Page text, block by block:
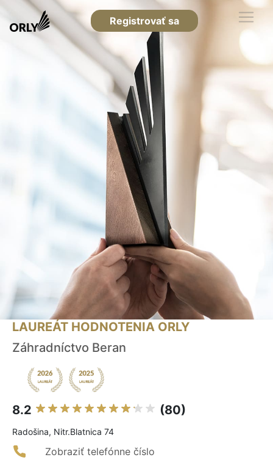
Registrovať sa
LAUREÁT HODNOTENIA ORLY
Záhradníctvo Beran
8.2 (80)
Radošina, Nitr.Blatnica 74
Zobraziť telefónne číslo